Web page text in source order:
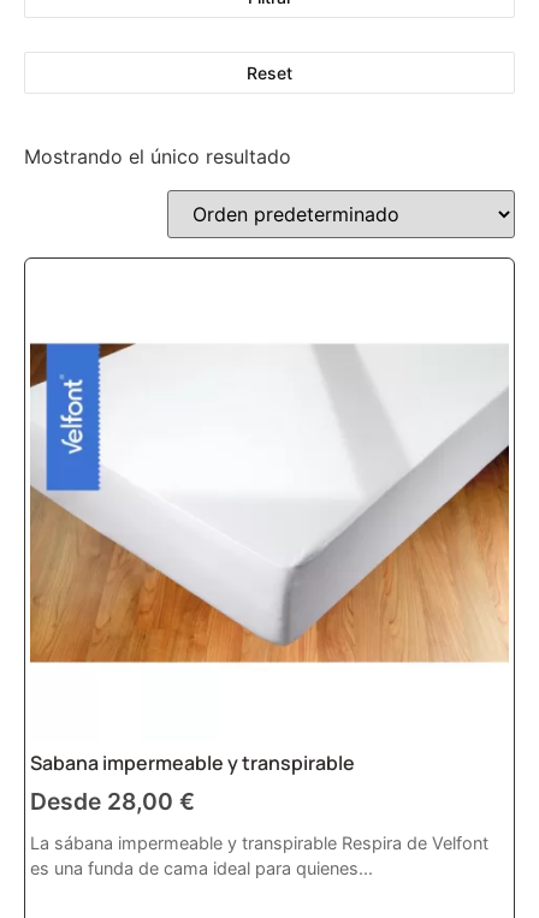
Reset
Mostrando el único resultado
Sabana impermeable y transpirable
Desde 28,00 €
La sábana impermeable y transpirable Respira de Velfont
es una funda de cama ideal para quienes...